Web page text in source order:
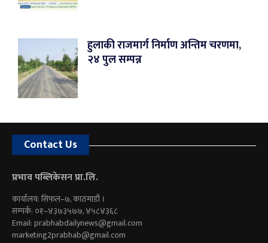
हुलाकी राजमार्ग निर्माण अन्तिम चरणमा,
२४ पुल सम्पन्न
Contact Us
प्रभाव पब्लिकेसन प्रा.लि.
कार्यालय: सिफल–७, काठमाडौं ।
सम्पर्क: ०१–४३७३५७७, ४५८४३६८
Email:prabhabdailynews@gmail.com
marketing2prabhab@gmail.com